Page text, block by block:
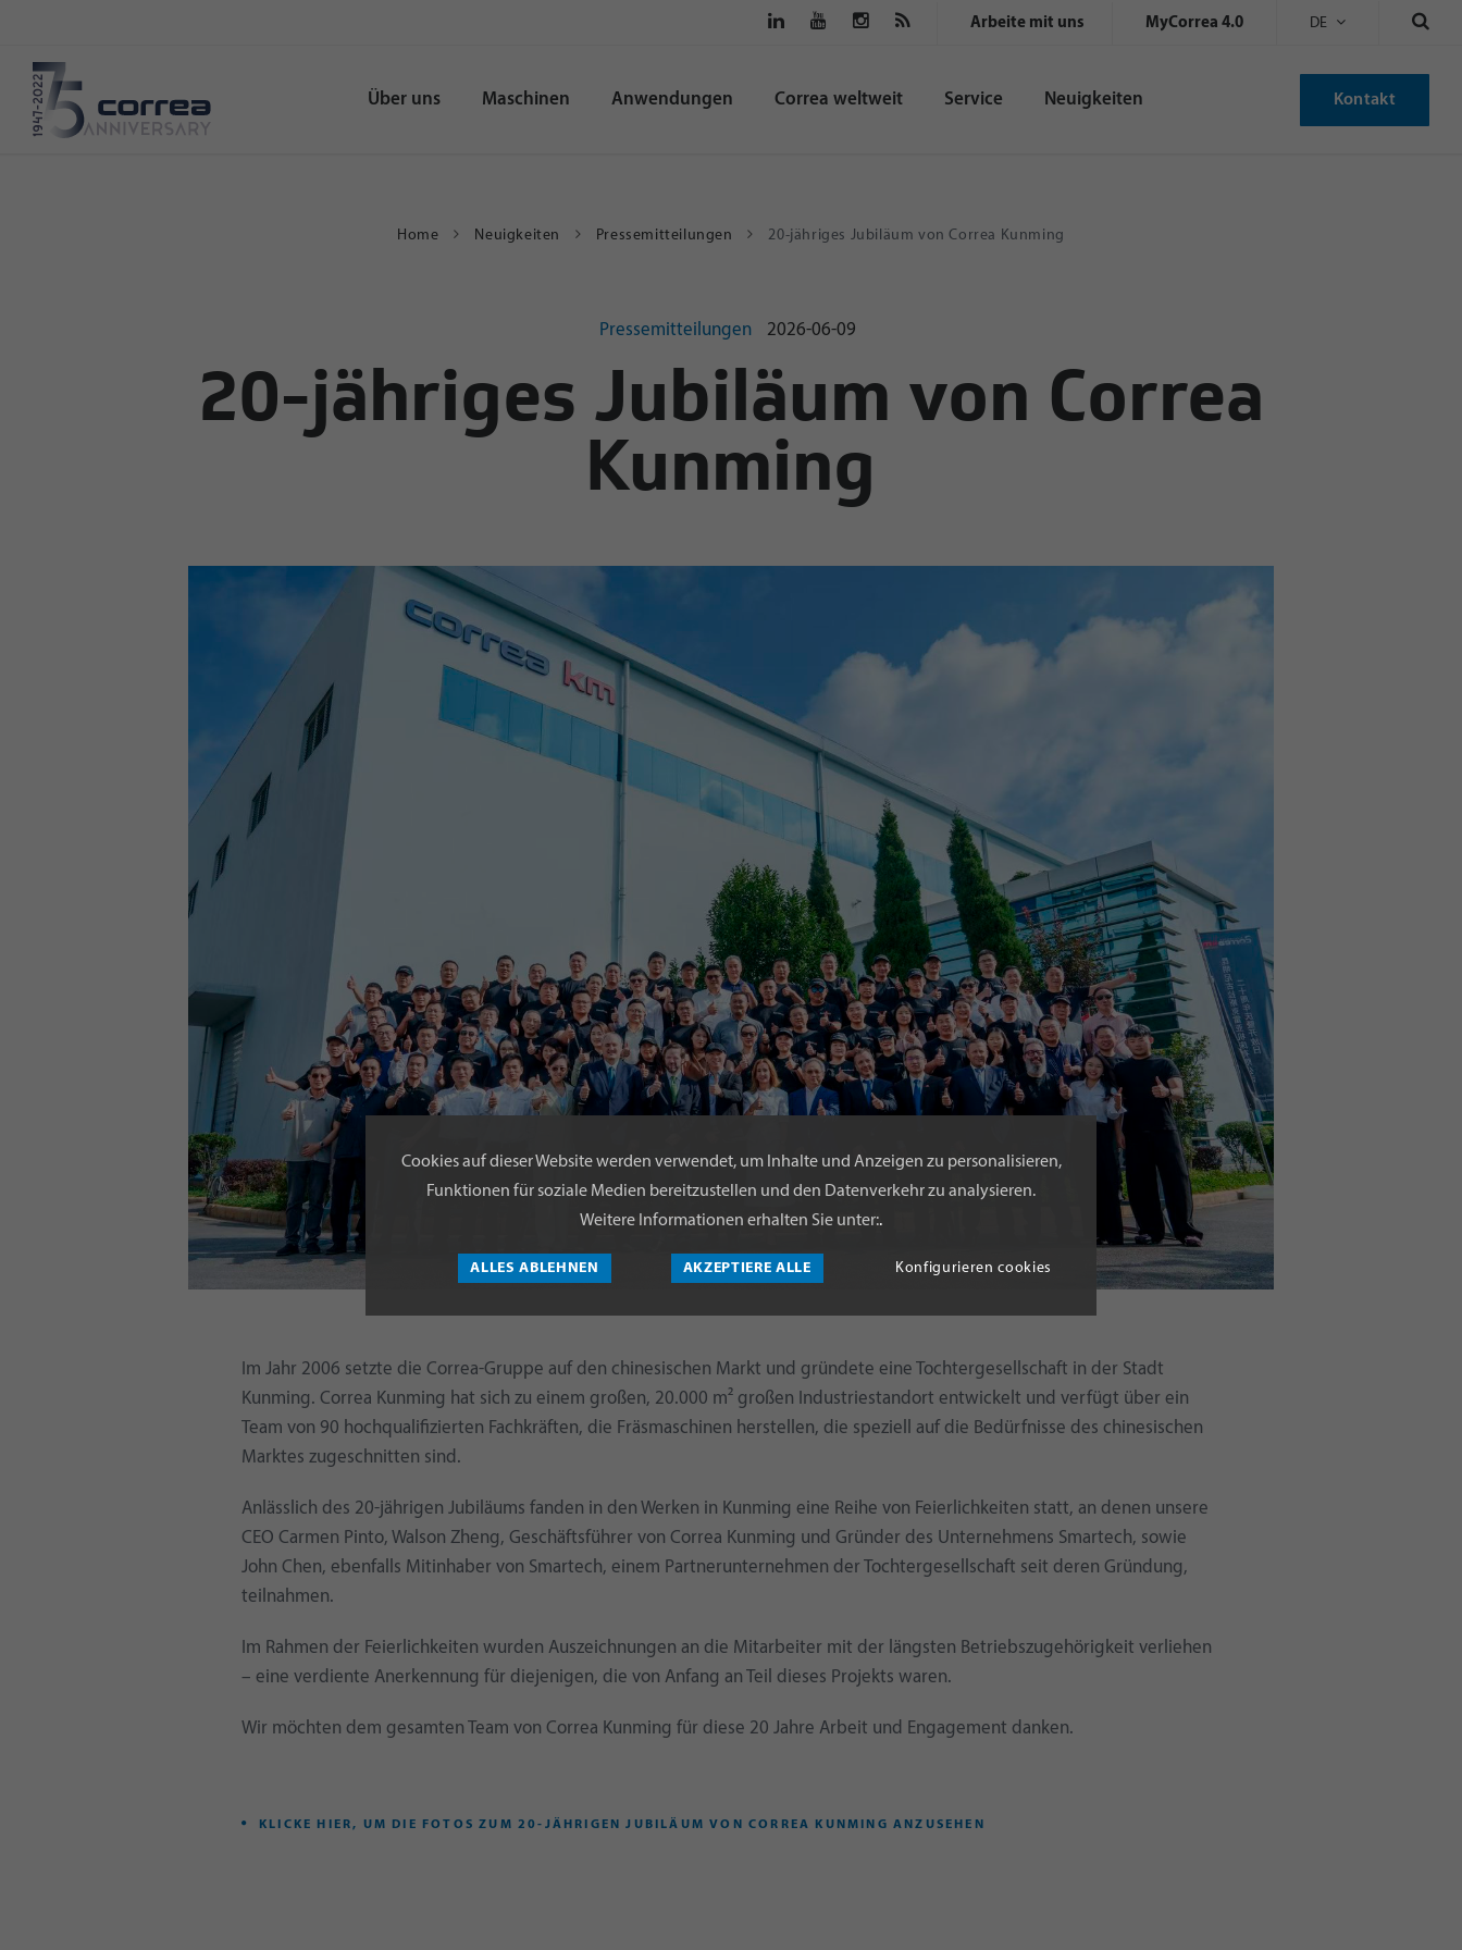
Arbeite mit uns MyCorrea 4.0 DE
Über uns Maschinen Anwendungen Correa weltweit Service Neuigkeiten Kontakt
Home Neuigkeiten Pressemitteilungen 20-jähriges Jubiläum von Correa Kunming
Pressemitteilungen 2026-06-09
20-jähriges Jubiläum von Correa
Kunming
Im Jahr 2006 setzte die Correa-Gruppe auf den chinesischen Markt und gründete eine Tochtergesellschaft in der Stadt
Kunming. Correa Kunming hat sich zu einem großen, 20.000 m² großen Industriestandort entwickelt und verfügt über ein
Team von 90 hochqualifizierten Fachkräften, die Fräsmaschinen herstellen, die speziell auf die Bedürfnisse des chinesischen
Marktes zugeschnitten sind.
Anlässlich des 20-jährigen Jubiläums fanden in den Werken in Kunming eine Reihe von Feierlichkeiten statt, an denen unsere
CEO Carmen Pinto, Walson Zheng, Geschäftsführer von Correa Kunming und Gründer des Unternehmens Smartech, sowie
John Chen, ebenfalls Mitinhaber von Smartech, einem Partnerunternehmen der Tochtergesellschaft seit deren Gründung,
teilnahmen.
Im Rahmen der Feierlichkeiten wurden Auszeichnungen an die Mitarbeiter mit der längsten Betriebszugehörigkeit verliehen
– eine verdiente Anerkennung für diejenigen, die von Anfang an Teil dieses Projekts waren.
Wir möchten dem gesamten Team von Correa Kunming für diese 20 Jahre Arbeit und Engagement danken.
KLICKE HIER, UM DIE FOTOS ZUM 20-JÄHRIGEN JUBILÄUM VON CORREA KUNMING ANZUSEHEN
Cookies auf dieser Website werden verwendet, um Inhalte und Anzeigen zu personalisieren,
Funktionen für soziale Medien bereitzustellen und den Datenverkehr zu analysieren.
Weitere Informationen erhalten Sie unter:.
ALLES ABLEHNEN AKZEPTIERE ALLE Konfigurieren cookies